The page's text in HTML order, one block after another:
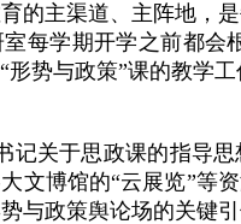
的主渠道、主阵地，
每学期开学之前都会
势与政策”课的教学
记关于思政课的指导
文博馆的“云展览”等
与政策舆论场的关键